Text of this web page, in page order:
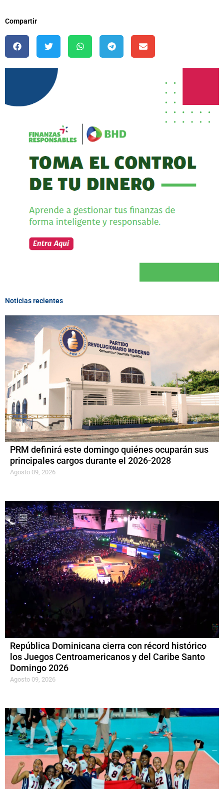
Compartir
Noticias recientes
PRM definirá este domingo quiénes ocuparán sus
principales cargos durante el 2026-2028
Agosto 09, 2026
República Dominicana cierra con récord histórico
los Juegos Centroamericanos y del Caribe Santo
Domingo 2026
Agosto 09, 2026